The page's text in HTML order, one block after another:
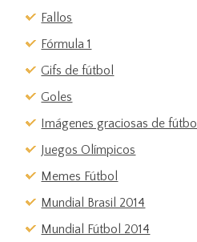
Fallos
Fórmula 1
Gifs de fútbol
Goles
Imágenes graciosas de fútbol
Juegos Olímpicos
Memes Fútbol
Mundial Brasil 2014
Mundial Fútbol 2014